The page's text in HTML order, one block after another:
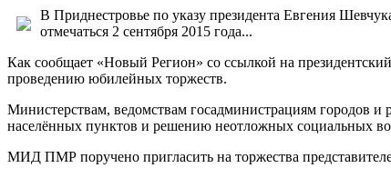
В Приднестровье по указу президента Евгения
отмечаться 2 сентября 2015 года...
Как сообщает «Новый Регион» со ссылкой на
проведению юбилейных торжеств.
Министерствам, ведомствам госадминистрациям городов и
населённых пунктов и решению неотложных социальных
МИД ПМР поручено пригласить на торжества